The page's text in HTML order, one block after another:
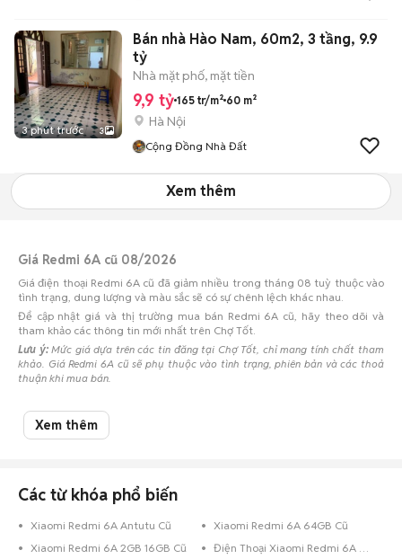
3 phút trước 3
Bán nhà Hào Nam, 60m2, 3 tầng, 9.9
tỷ
Nhà mặt phố, mặt tiền
9,9 tỷ 165 tr/m² 60 m²
Hà Nội
Cộng Đồng Nhà Đất
Xem thêm
Giá Redmi 6A cũ 08/2026
Giá điện thoại Redmi 6A cũ đã giảm nhiều trong tháng 08 tuỳ thuộc vào
tình trạng, dung lượng và màu sắc sẽ có sự chênh lệch khác nhau.
Để cập nhật giá và thị trường mua bán Redmi 6A cũ, hãy theo dõi và
tham khảo các thông tin mới nhất trên Chợ Tốt.
Lưu ý:Mức giá dựa trên các tin đăng tại Chợ Tốt, chỉ mang tính chất tham
khảo. Giá Redmi 6A cũ sẽ phụ thuộc vào tình trạng, phiên bản và các thoả
thuận khi mua bán.
Mua bán Redmi 6A cũ
Chợ Tốt có 5 tin đăng bán, mua Redmi 6A cũ với nhiều khoảng giá giúp
Xem thêm
Các từ khóa phổ biến
Xiaomi Redmi 6A Antutu Cũ
Xiaomi Redmi 6A 64GB Cũ
Xiaomi Redmi 6A 2GB 16GB Cũ
Điện Thoại Xiaomi Redmi 6A Xanh Dương